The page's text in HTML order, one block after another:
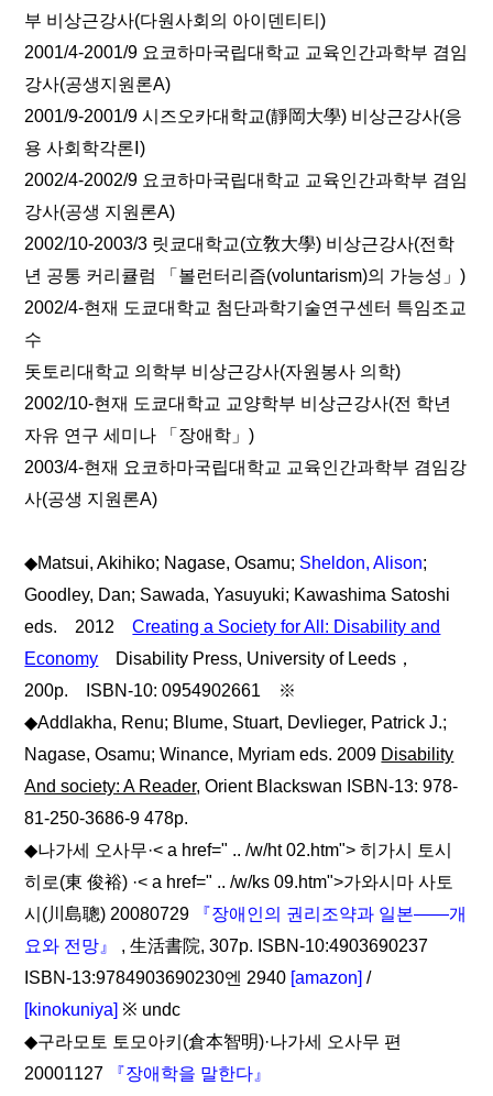
부 비상근강사(다원사회의 아이덴티티)
2001/4-2001/9 요코하마국립대학교 교육인간과학부 겸임
강사(공생지원론A)
2001/9-2001/9 시즈오카대학교(靜岡大學) 비상근강사(응
용 사회학각론Ⅰ)
2002/4-2002/9 요코하마국립대학교 교육인간과학부 겸임
강사(공생 지원론A)
2002/10-2003/3 릿쿄대학교(立敎大學) 비상근강사(전학
년 공통 커리큘럼 「볼런터리즘(voluntarism)의 가능성」)
2002/4-현재 도쿄대학교 첨단과학기술연구센터 특임조교
수
돗토리대학교 의학부 비상근강사(자원봉사 의학)
2002/10-현재 도쿄대학교 교양학부 비상근강사(전 학년
자유 연구 세미나 「장애학」)
2003/4-현재 요코하마국립대학교 교육인간과학부 겸임강
사(공생 지원론A)
◆Matsui, Akihiko; Nagase, Osamu; Sheldon, Alison;
Goodley, Dan; Sawada, Yasuyuki; Kawashima Satoshi
eds. 2012Creating a Society for All: Disability and
Economy Disability Press, University of Leeds，
200p. ISBN-10: 0954902661 ※
◆Addlakha, Renu; Blume, Stuart, Devlieger, Patrick J.;
Nagase, Osamu; Winance, Myriam eds. 2009 Disability
And society: A Reader, Orient Blackswan ISBN-13: 978-
81-250-3686-9 478p.
◆나가세 오사무·< a href=" .. /w/ht 02.htm"> 히가시 토시
히로(東 俊裕) ·< a href=" .. /w/ks 09.htm">가와시마 사토
시(川島聰) 20080729
『장애인의 권리조약과 일본――개
요와 전망』 , 生活書院, 307p. ISBN-10:4903690237
ISBN-13:9784903690230엔 2940 [amazon]/
[kinokuniya] ※ undc
◆구라모토 토모아키(倉本智明)·나가세 오사무 편
20001127
『장애학을 말한다』